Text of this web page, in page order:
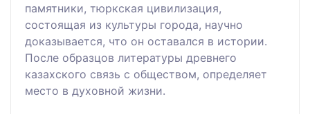
памятники, тюркская цивилизация,
состоящая из культуры города, научно
доказывается, что он оставался в истории.
После образцов литературы древнего
казахского связь с обществом, определяет
место в духовной жизни.